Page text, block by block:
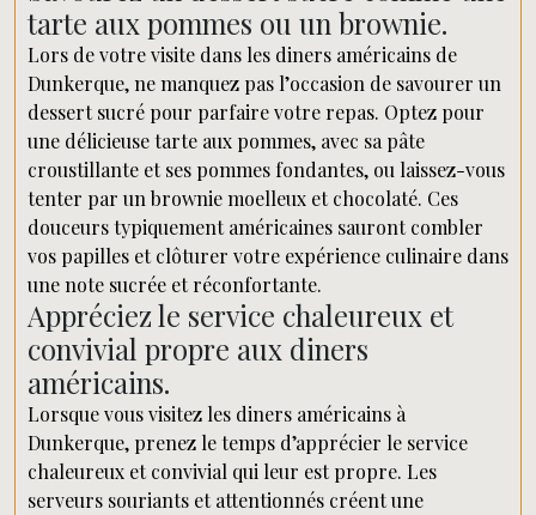
tarte aux pommes ou un brownie.
Lors de votre visite dans les diners américains de
Dunkerque, ne manquez pas l’occasion de savourer un
dessert sucré pour parfaire votre repas. Optez pour
une délicieuse tarte aux pommes, avec sa pâte
croustillante et ses pommes fondantes, ou laissez-vous
tenter par un brownie moelleux et chocolaté. Ces
douceurs typiquement américaines sauront combler
vos papilles et clôturer votre expérience culinaire dans
une note sucrée et réconfortante.
Appréciez le service chaleureux et
convivial propre aux diners
américains.
Lorsque vous visitez les diners américains à
Dunkerque, prenez le temps d’apprécier le service
chaleureux et convivial qui leur est propre. Les
serveurs souriants et attentionnés créent une